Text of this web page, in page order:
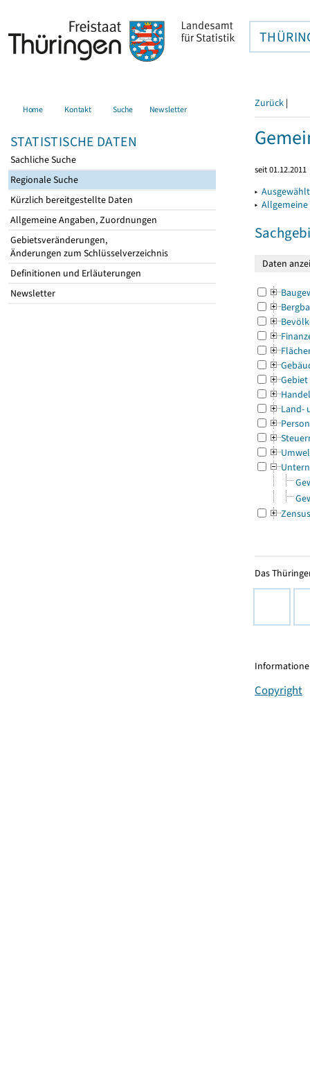
Home Kontakt Suche Newsletter
STATISTISCHE DATEN
Sachliche Suche
Regionale Suche
Kürzlich bereitgestellte Daten
Allgemeine Angaben, Zuordnungen
Gebietsveränderungen,
Änderungen zum Schlüsselverzeichnis
Definitionen und Erläuterungen
Newsletter
Zurück |
seit 01.12.2011
▸
▸
Gebiet
Land-
Zensus
Das
Copyright